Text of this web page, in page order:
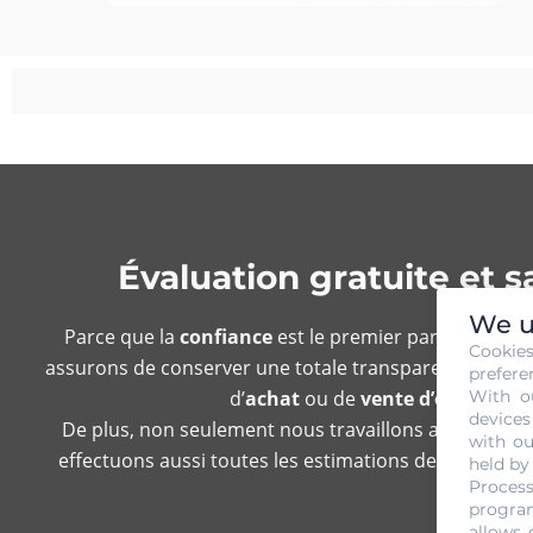
Évaluation gratuite et
Parce que la confiance est le premier paramètre
assurons de conserver une totale transparence
d’achat ou devente d’or
, nous
De plus, non seulement nous travaillons avec des
effectuons aussi toutes les estimations devant le
sans
We
With
with
held